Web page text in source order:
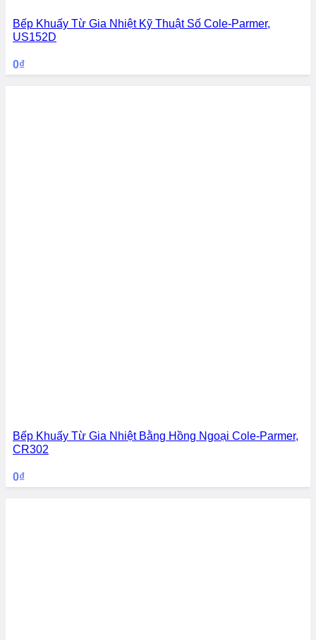
Bếp Khuấy Từ Gia Nhiệt Kỹ Thuật Số Cole-Parmer,
US152D
0₫
Bếp Khuấy Từ Gia Nhiệt Bằng Hồng Ngoại Cole-Parmer,
CR302
0₫